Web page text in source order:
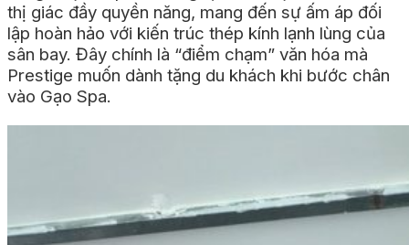
thị giác đầy quyền năng, mang đến sự ấm áp đối
lập hoàn hảo với kiến trúc thép kính lạnh lùng của
sân bay. Đây chính là “điểm chạm” văn hóa mà
Prestige muốn dành tặng du khách khi bước chân
vào Gạo Spa.